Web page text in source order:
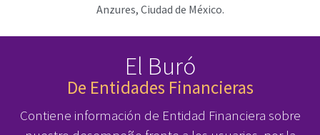
Anzures, Ciudad de México.
El Buró
De Entidades Financieras
Contiene información de Entidad Financiera sobre